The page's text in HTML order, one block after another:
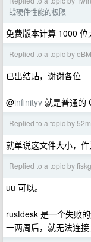
战硬件性能的极限
免费版本计算 1000 位
Replied to a topic by
已出结贴，谢谢各位
@infinityv 就是普通的
Replied to a topic by
就单说这文件大小，
Replied to a topic by
uu 可以。
rustdesk 是一个失败
一两周后，就无法连接